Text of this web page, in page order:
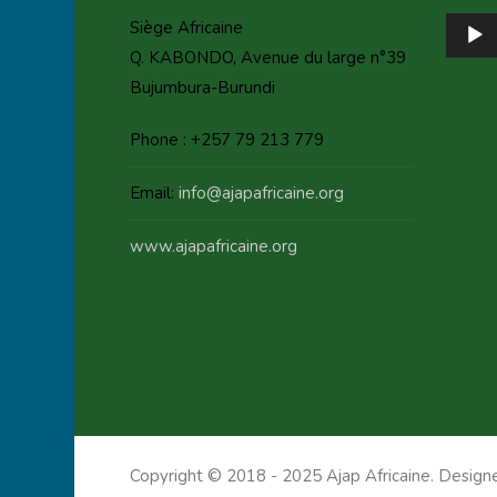
Siège Africaine
Q. KABONDO, Avenue du large n°39
Bujumbura-Burundi
Phone : +257 79 213 779
Email: info@ajapafricaine.org
www.ajapafricaine.org
Audio
Player
Copyright © 2018 - 2025 Ajap Africaine.